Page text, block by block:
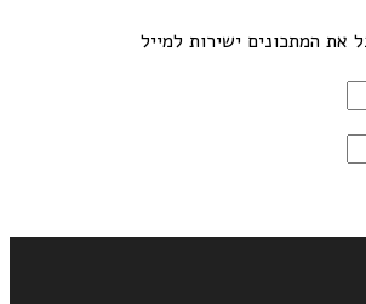
את המתכונים ישירות למייל